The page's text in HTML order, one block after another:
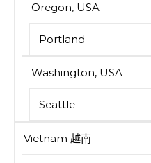
Oregon, USA
Portland
Washington, USA
Seattle
Vietnam 越南